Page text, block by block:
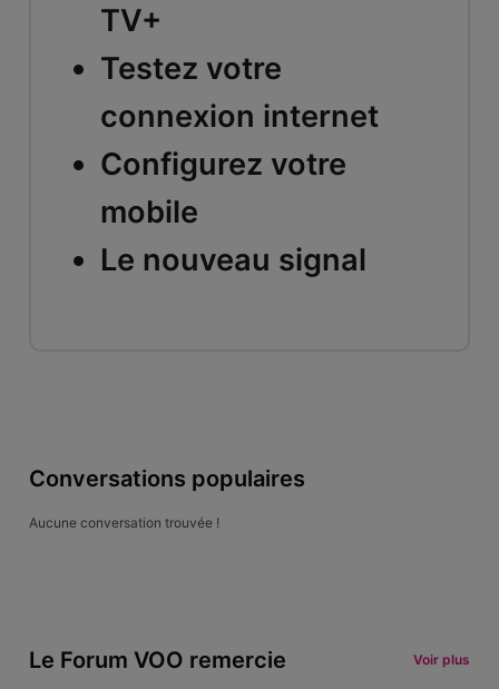
TV+
Testez votre
connexion internet
Configurez votre
mobile
Le nouveau signal
Conversations populaires
Aucune conversation trouvée !
Le Forum VOO remercie Voir plus